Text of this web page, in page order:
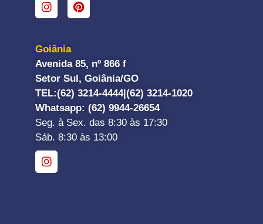
Goiânia
Avenida 85, nº 866 f
Setor Sul, Goiânia/GO
TEL:(62) 3214-4444|(62) 3214-1020
Whatsapp: (62) 9944-26654
Seg. à Sex. das 8:30 às 17:30
Sáb. 8:30 às 13:00